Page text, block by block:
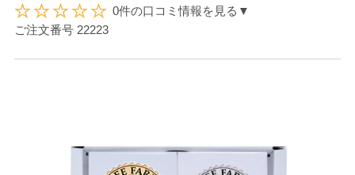
0件の口コミ情報を見る▼
ご注文番号 22223